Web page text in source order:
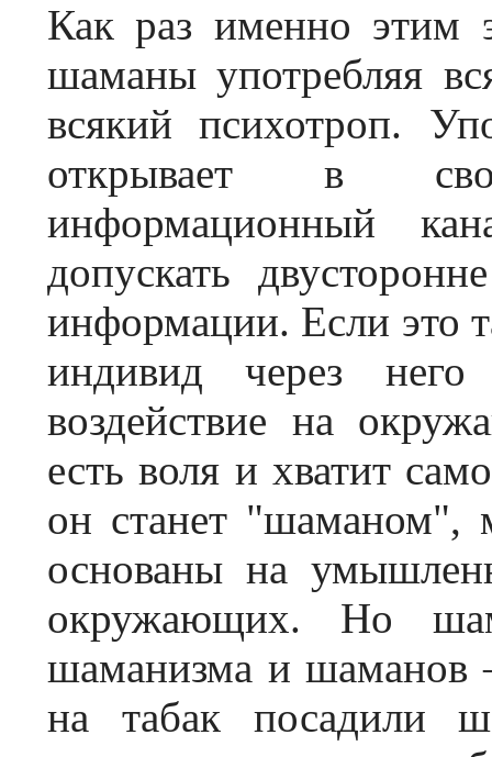
Как раз именно этим
шаманы употребляя
всякий психотроп.
открывает в
информационный
допускать
информации. Если это
индивид через
воздействие на
есть воля и хватит
он станет "шаманом",
основаны на
окружающих. Но
шаманизма и шаманов
на табак посадили